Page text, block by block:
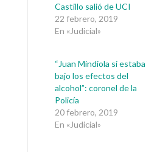
Castillo salió de UCI
22 febrero, 2019
En «Judicial»
“Juan Mindiola sí estaba
bajo los efectos del
alcohol”: coronel de la
Policía
20 febrero, 2019
En «Judicial»